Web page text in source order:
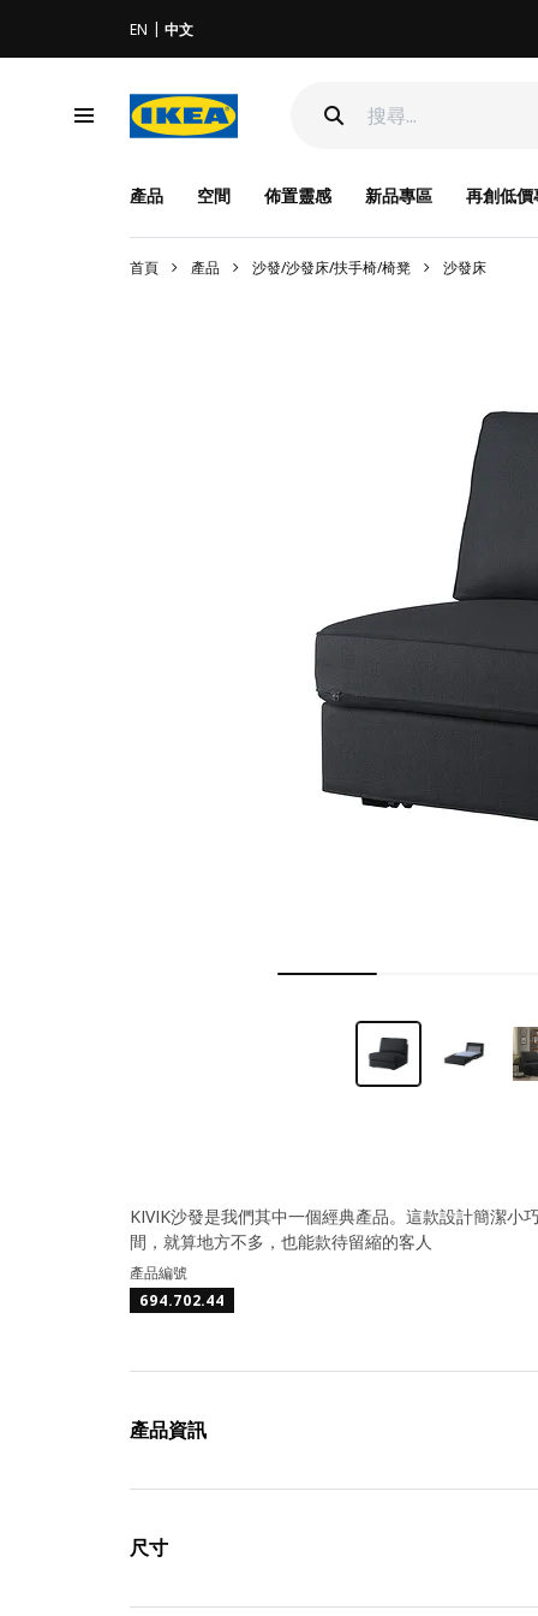
EN 中文
產品 空間 佈置靈感 新品專區 再創低價
首頁 產品 沙發/沙發床/扶手椅/椅凳 沙發床
KIVIK沙發是我們其中一個經典產品。這款設計簡潔
間，就算地方不多，也能款待留縮的客人
產品編號
694.702.44
產品資訊
尺寸